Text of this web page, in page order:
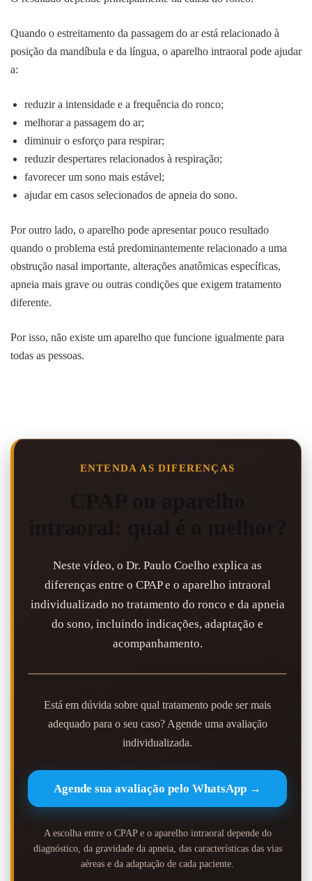
Quando o estreitamento da passagem do ar está relacionado à
posição da mandíbula e da língua, o aparelho intraoral pode ajudar
a:
reduzir a intensidade e a frequência do ronco;
melhorar a passagem do ar;
diminuir o esforço para respirar;
reduzir despertares relacionados à respiração;
favorecer um sono mais estável;
ajudar em casos selecionados de apneia do sono.
Por outro lado, o aparelho pode apresentar pouco resultado
quando o problema está predominantemente relacionado a uma
obstrução nasal importante, alterações anatômicas específicas,
apneia mais grave ou outras condições que exigem tratamento
diferente.
Por isso, não existe um aparelho que funcione igualmente para
todas as pessoas.
ENTENDA AS DIFERENÇAS
Neste vídeo, o Dr. Paulo Coelho explica as
diferenças entre o CPAP e o aparelho intraoral
individualizado no tratamento do ronco e da apneia
do sono, incluindo indicações, adaptação e
acompanhamento.
Está em dúvida sobre qual tratamento pode ser mais
adequado para o seu caso? Agende uma avaliação
individualizada.
Agende sua avaliação pelo WhatsApp →
A escolha entre o CPAP e o aparelho intraoral depende do
diagnóstico, da gravidade da apneia, das características das vias
aéreas e da adaptação de cada paciente.